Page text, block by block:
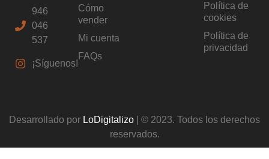
946
046
537
¡Síguenos!
Cómo
vender
Mi cuenta
FAQs
Política de
cookies
Política de
privacidad
Desarrollado por LoDigitalizo | © 2023. Todos los derechos
reservados.